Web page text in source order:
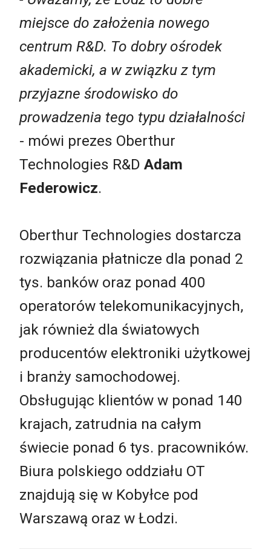
miejsce do założenia nowego
centrum R&D. To dobry ośrodek
akademicki, a w związku z tym
przyjazne środowisko do
prowadzenia tego typu działalności
- mówi prezes Oberthur
Technologies R&D Adam
Federowicz.
Oberthur Technologies dostarcza
rozwiązania płatnicze dla ponad 2
tys. banków oraz ponad 400
operatorów telekomunikacyjnych,
jak również dla światowych
producentów elektroniki użytkowej
i branży samochodowej.
Obsługując klientów w ponad 140
krajach, zatrudnia na całym
świecie ponad 6 tys. pracowników.
Biura polskiego oddziału OT
znajdują się w Kobyłce pod
Warszawą oraz w Łodzi.